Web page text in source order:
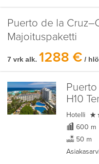
Puerto de la
Majoituspaketti
7 vrk alk. 1288 € / hlö
H10
Hotelli
600 m
50 m